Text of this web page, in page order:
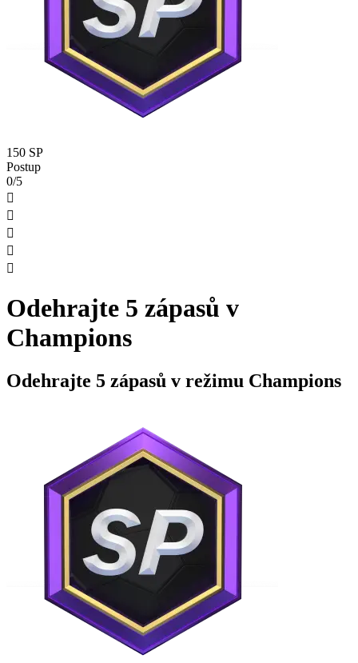
150 SP
Postup
0/5





Odehrajte 5 zápasů v
Champions
Odehrajte 5 zápasů v režimu Champions